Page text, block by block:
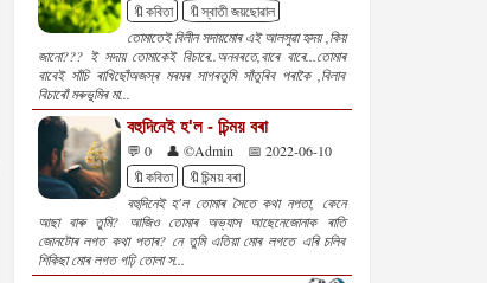
🔖কবিতা
🔖স্বাতী জয়ছোৱাল
তোমাতেই বিলীন সদায়মোৰ এই আলসুৱা হৃদয় ,কিয়‌
জানো??? ই সদায় তোমাকেই বিচাৰে..অনবৰতে,বাৰে বাৰে...তোমাৰ
বাবেই সাঁচি ৰাখিছোঁঅজস্ৰ মৰমৰ সাগৰতুমি সাঁতুৰিব পৰাকৈ ,বিলাব
বিচাৰোঁ মৰুভূমিৰ মা...
বহুদিনেই হ'ল - চিন্ময় বৰা
💬 0 👤 ©Admin
📅 2022-06-10
🔖কবিতা
🔖চিন্ময় বৰা
বহুদিনেই হ'ল তোমাৰ সৈতে কথা নপতা, কেনে
আছা বাৰু তুমি? আজিও তোমাৰ অভ্যাস আছেনেজোনাক ৰাতি
জোনটোৰ লগত কথা পতাৰ? নে তুমি এতিয়া মোৰ লগতে এৰি চলিব
শিকিছা মোৰ লগত গঢ়ি তোলা স...